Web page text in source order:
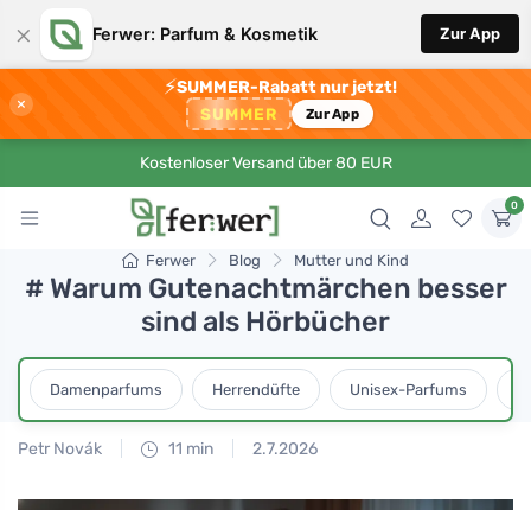
× Ferwer: Parfum & Kosmetik Zur App
×
⚡SUMMER-Rabatt nur jetzt!
SUMMER Zur App
Kostenloser Versand über 80 EUR
0
Ferwer Blog Mutter und Kind
# Warum Gutenachtmärchen besser
sind als Hörbücher
Damenparfums Herrendüfte Unisex-Parfums
Petr Novák 11 min 2.7.2026